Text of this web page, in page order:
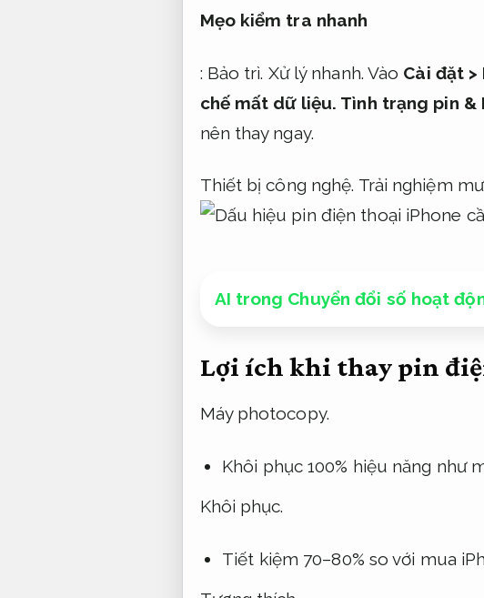
Mẹo kiểm tra nhanh
: Bảo trì. Xử lý nhanh. Vào Cài đặt >
chế mất dữ liệu. Tình trạng pin &
nên thay ngay.
Thiết bị công nghệ. Trải nghiệm
AI trong Chuyển đổi số hoạt
Lợi ích khi thay pin
Máy photocopy.
Khôi phục 100% hiệu năng như
Khôi phục.
Tiết kiệm 70–80% so với mua